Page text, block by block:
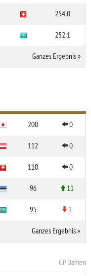
254.0
252.1
Ganzes Ergebnis»
200 0
112 0
110 0
96 11
95 1
Ganzes Ergebnis»
GP Damen